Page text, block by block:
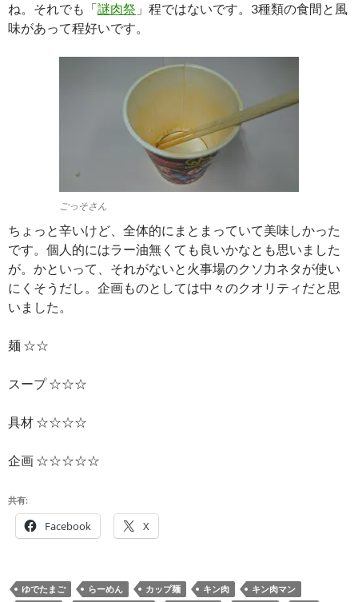
ね。それでも「謎肉祭 」程ではないです。3種類の食間と風
味があって程好いです。
ごっそさん
ちょっと辛いけど、全体的にまとまっていて美味しかった
です。個人的にはラー油無くても良いかなとも思いました
が。かといって、それがないと火事場のクソ力ネタが使い
にくそうだし。企画ものとしては中々のクオリティだと思
いました。
麺 ☆☆
スープ ☆☆☆
具材 ☆☆☆☆
企画 ☆☆☆☆☆
共有:
Facebook X
ゆでたまご らーめん カップ麺 キン肉
キン肉マン